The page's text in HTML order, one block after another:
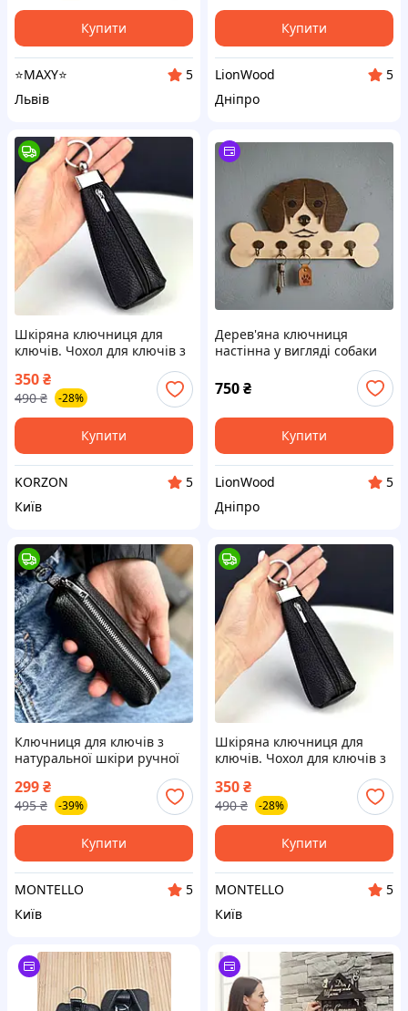
Купити
⭐MAXY⭐
5
Львів
Купити
LionWood
5
Дніпро
Шкіряна ключниця для
ключів. Чохол для ключів з
натуральної шкіри, чорна
350₴
490 ₴ -28%
Купити
KORZON
5
Київ
Дерев'яна ключниця
настінна у вигляді собаки
BEAGLE - БІГЛЬ, вішалка для
ключів
750₴
Купити
LionWood
5
Дніпро
Ключниця для ключів з
натуральної шкіри ручної
роботи, чорна. Чохол для
ключів
299₴
495 ₴ -39%
Купити
MONTELLO
5
Київ
Шкіряна ключниця для
ключів. Чохол для ключів з
натуральної шкіри, чорна
350₴
490 ₴ -28%
Купити
MONTELLO
5
Київ